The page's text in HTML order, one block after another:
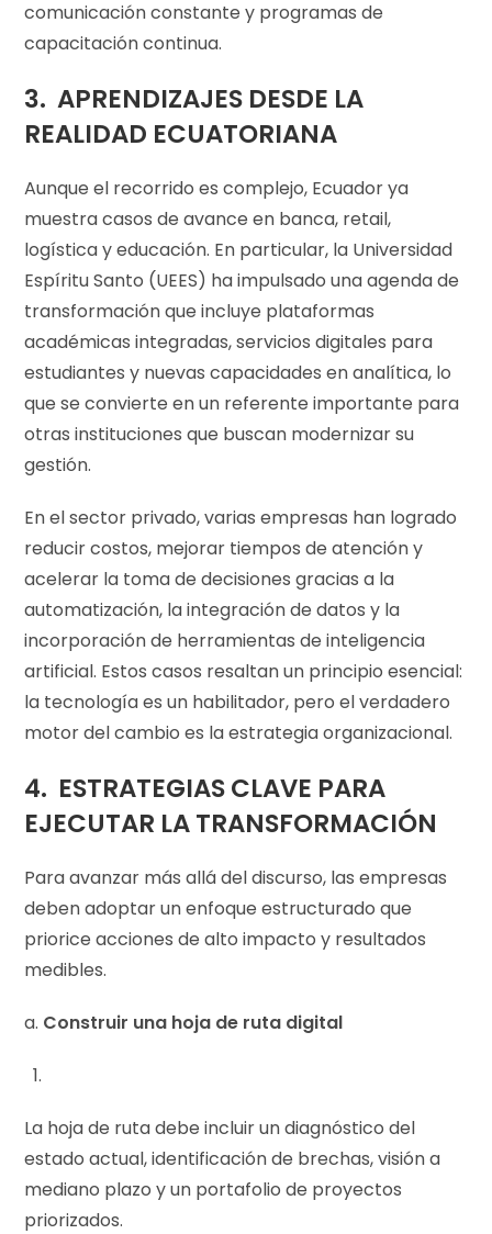
comunicación constante y programas de
capacitación continua.
3. APRENDIZAJES DESDE LA
REALIDAD ECUATORIANA
Aunque el recorrido es complejo, Ecuador ya
muestra casos de avance en banca, retail,
logística y educación. En particular, la Universidad
Espíritu Santo (UEES) ha impulsado una agenda de
transformación que incluye plataformas
académicas integradas, servicios digitales para
estudiantes y nuevas capacidades en analítica, lo
que se convierte en un referente importante para
otras instituciones que buscan modernizar su
gestión.
En el sector privado, varias empresas han logrado
reducir costos, mejorar tiempos de atención y
acelerar la toma de decisiones gracias a la
automatización, la integración de datos y la
incorporación de herramientas de inteligencia
artificial. Estos casos resaltan un principio esencial:
la tecnología es un habilitador, pero el verdadero
motor del cambio es la estrategia organizacional.
4. ESTRATEGIAS CLAVE PARA
EJECUTAR LA TRANSFORMACIÓN
Para avanzar más allá del discurso, las empresas
deben adoptar un enfoque estructurado que
priorice acciones de alto impacto y resultados
medibles.
a. Construir una hoja de ruta digital
La hoja de ruta debe incluir un diagnóstico del
estado actual, identificación de brechas, visión a
mediano plazo y un portafolio de proyectos
priorizados.